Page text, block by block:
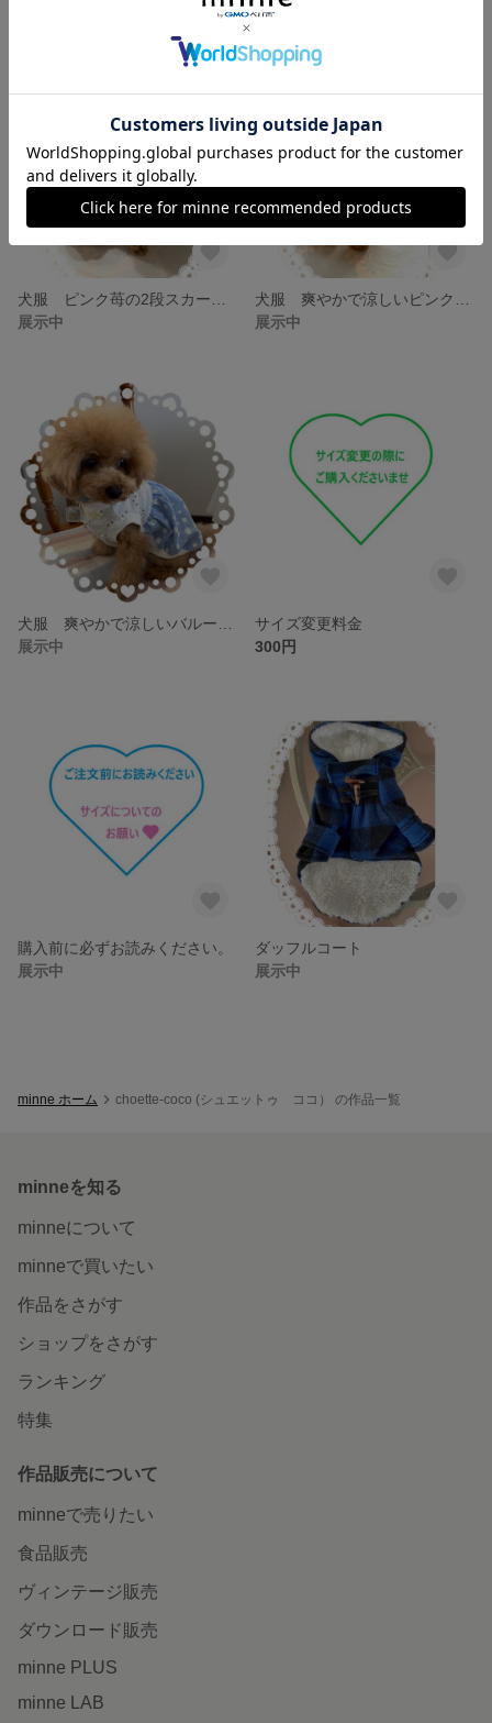
展示中
展示中
展示中
サイズ変更料金
300円
購入前に必ずお読みください。
展示中
ダッフルコート
展示中
minne ホーム choette-coco (シュエットゥ ココ） の作品一覧
minneを知る
minneについて
minneで買いたい
作品をさがす
ショップをさがす
ランキング
特集
作品販売について
minneで売りたい
食品販売
ヴィンテージ販売
ダウンロード販売
minne PLUS
minne LAB